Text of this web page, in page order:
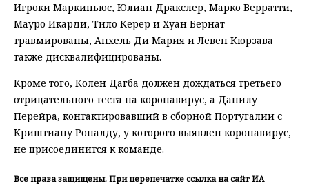
Игроки Маркиньюс, Юлиан Дракслер, Марко Верратти,
Мауро Икарди, Тило Керер и Хуан Бернат
травмированы, Анхель Ди Мария и Левен Кюрзава
также дисквалифицированы.
Кроме того, Колен Дагба должен дождаться третьего
отрицательного теста на коронавирус, а Данилу
Перейра, контактировавший в сборной Португалии с
Криштиану Роналду, у которого выявлен коронавирус,
не присоединится к команде.
Все права защищены. При перепечатке ссылка на сайт ИА